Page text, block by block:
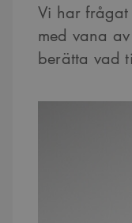
Vi har
med vana
berätta vad